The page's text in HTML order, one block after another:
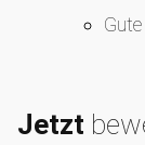
Jetzt